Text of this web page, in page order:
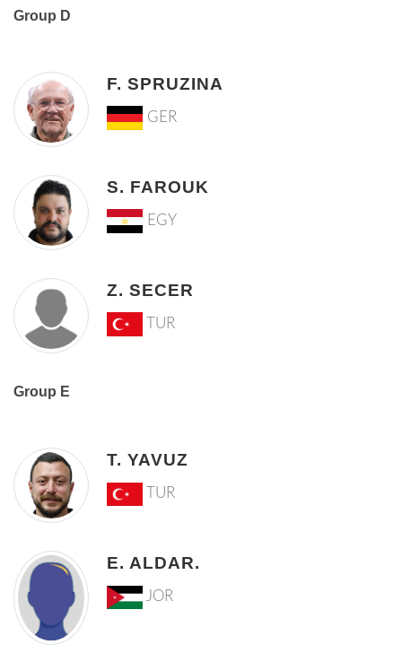
Group D
F. SPRUZINA
GER
S. FAROUK
EGY
Z. SECER
TUR
Group E
T. YAVUZ
TUR
E. ALDAR.
JOR